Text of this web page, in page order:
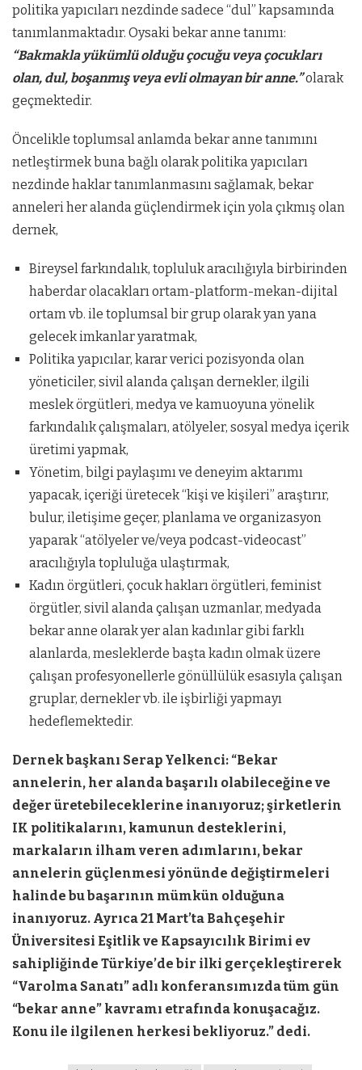
politika yapıcıları nezdinde sadece “dul” kapsamında
tanımlanmaktadır. Oysaki bekar anne tanımı:
“Bakmakla yükümlü olduğu çocuğu veya çocukları
olan, dul, boşanmış veya evli olmayan bir anne.”olarak
geçmektedir.
Öncelikle toplumsal anlamda bekar anne tanımını
netleştirmek buna bağlı olarak politika yapıcıları
nezdinde haklar tanımlanmasını sağlamak, bekar
anneleri her alanda güçlendirmek için yola çıkmış olan
dernek,
Bireysel farkındalık, topluluk aracılığıyla birbirinden
haberdar olacakları ortam-platform-mekan-dijital
ortam vb. ile toplumsal bir grup olarak yan yana
gelecek imkanlar yaratmak,
Politika yapıcılar, karar verici pozisyonda olan
yöneticiler, sivil alanda çalışan dernekler, ilgili
meslek örgütleri, medya ve kamuoyuna yönelik
farkındalık çalışmaları, atölyeler, sosyal medya içerik
üretimi yapmak,
Yönetim, bilgi paylaşımı ve deneyim aktarımı
yapacak, içeriği üretecek “kişi ve kişileri” araştırır,
bulur, iletişime geçer, planlama ve organizasyon
yaparak “atölyeler ve/veya podcast-videocast”
aracılığıyla topluluğa ulaştırmak,
Kadın örgütleri, çocuk hakları örgütleri, feminist
örgütler, sivil alanda çalışan uzmanlar, medyada
bekar anne olarak yer alan kadınlar gibi farklı
alanlarda, mesleklerde başta kadın olmak üzere
çalışan profesyonellerle gönüllülük esasıyla çalışan
gruplar, dernekler vb. ile işbirliği yapmayı
hedeflemektedir.
Dernek başkanı Serap Yelkenci: “Bekar
annelerin, her alanda başarılı olabileceğine ve
değer üretebileceklerine inanıyoruz; şirketlerin
IK politikalarını, kamunun desteklerini,
markaların ilham veren adımlarını, bekar
annelerin güçlenmesi yönünde değiştirmeleri
halinde bu başarının mümkün olduğuna
inanıyoruz. Ayrıca 21 Mart’ta Bahçeşehir
Üniversitesi Eşitlik ve Kapsayıcılık Birimi ev
sahipliğinde Türkiye’de bir ilki gerçekleştirerek
“Varolma Sanatı” adlı konferansımızda tüm gün
“bekar anne” kavramı etrafında konuşacağız.
Konu ile ilgilenen herkesi bekliyoruz.” dedi.